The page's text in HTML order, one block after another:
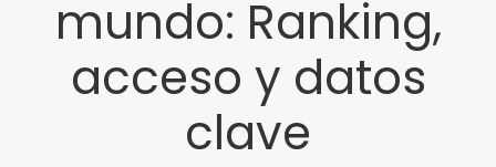
mundo: Ranking,
acceso y datos
clave